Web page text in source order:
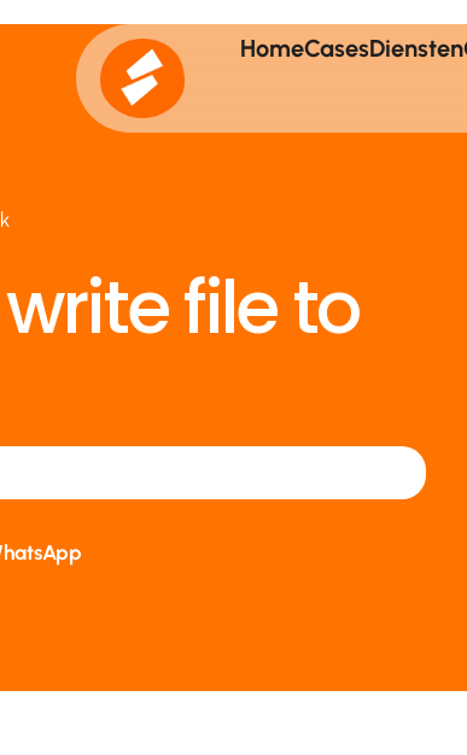
HomeCasesDiensten
file to